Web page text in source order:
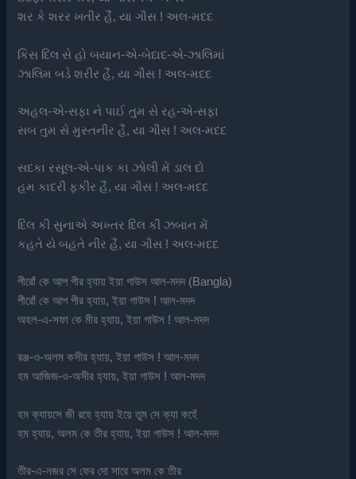
શર કે શરર ખતીર હૈં, યા ગૌસ ! અલ-મદદ
કિસ દિલ સે હો બયાન-એ-બેદાદ-એ-ઝાલિમાં
ઝાલિમ બડે શરીર હૈં, યા ગૌસ ! અલ-મદદ
અહલ-એ-સફા ને પાઈ તુમ સે રહ-એ-સફા
સબ તુમ સે મુસ્તનીર હૈં, યા ગૌસ ! અલ-મદદ
સદકા રસૂલ-એ-પાક કા ઝોલી મેં ડાલ દો
હમ કાદરી ફકીર હૈં, યા ગૌસ ! અલ-મદદ
દિલ કી સુનાએ અખ્તર દિલ કી ઝબાન મેં
કહતે યે બહતે નીર હૈં, યા ગૌસ ! અલ-મદદ
পীরোঁ কে আপ পীর হ্যায় ইয়া গাউস আল-মদদ (Bangla)
পীরোঁ কে আপ পীর হ্যায়, ইয়া গাউস ! আল-মদদ
অহল-এ-সফা কে মীর হ্যায়, ইয়া গাউস ! আল-মদদ
রঞ্জ-ও-অলম কসীর হ্যায়, ইয়া গাউস ! আল-মদদ
হম আজিজ-ও-অসীর হ্যায়, ইয়া গাউস ! আল-মদদ
হম ক্যায়সে জী রহে হ্যায় ইয়ে তুম সে ক্যা কহেঁ
হম হ্যায়, অলম কে তীর হ্যায়, ইয়া গাউস ! আল-মদদ
তীর-এ-নজর সে ফের দো সারে অলম কে তীর